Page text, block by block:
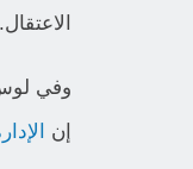
الاعتقال.
وفي لوس
إن